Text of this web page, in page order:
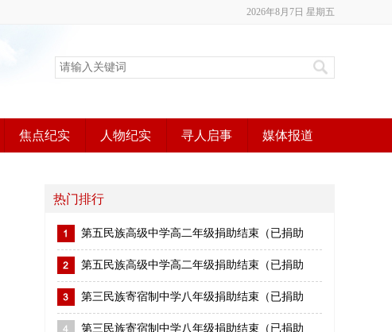
2026年8月7日 星期五
焦点纪实 人物纪实 寻人启事 媒体报道
热门排行
第五民族高级中学高二年级捐助结束（已捐助
第五民族高级中学高二年级捐助结束（已捐助
第三民族寄宿制中学八年级捐助结束（已捐助
第三民族寄宿制中学八年级捐助结束（已捐助